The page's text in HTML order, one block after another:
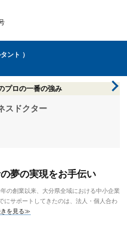
ント ）
プロの一番の強み
スドクター
夢の実現をお手伝い
の創業以来、大分県全域における中小企業
にサポートしてきたのは、法人・個人合わ
きを見る≫